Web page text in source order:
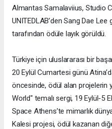
Almantas Samalaviius, Studio
UNITEDLAB’den Sang Dae
tarafından ödüle layık görüldü.
Türkiye için uluslararası bir
20 Eylül Cumartesi günü
öncesinde, ödül alan projelerin
World" temalı sergi, 19 Eylül-5
Space Athens’te mimarlık
Kalesi projesi, ödül kazanan